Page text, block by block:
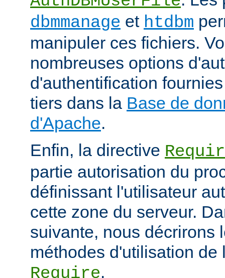
dbmmanage et htdbm
manipuler ces fichiers.
nombreuses options
d'authentification
tiers dans la Base de
d'Apache.
Enfin, la directive
partie autorisation du
définissant l'utilisateur
cette zone du serveur.
suivante, nous décrirons
méthodes d'utilisation de
Require.